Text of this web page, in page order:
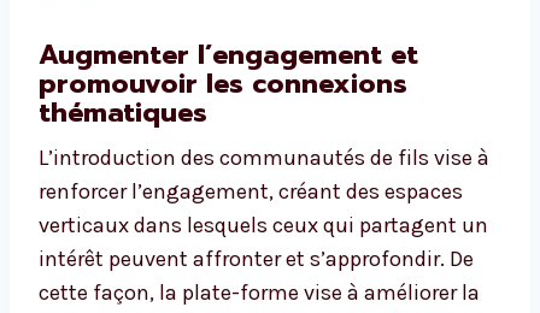
Augmenter l’engagement et
promouvoir les connexions
thématiques
L’introduction des communautés de fils vise à
renforcer l’engagement, créant des espaces
verticaux dans lesquels ceux qui partagent un
intérêt peuvent affronter et s’approfondir. De
cette façon, la plate-forme vise à améliorer la